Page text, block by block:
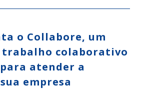
o Collabore, um
trabalho colaborativo
atender a
empresa